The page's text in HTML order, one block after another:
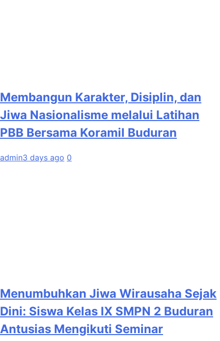
Membangun Karakter, Disiplin, dan
Jiwa Nasionalisme melalui Latihan
PBB Bersama Koramil Buduran
admin3 days ago 0
Menumbuhkan Jiwa Wirausaha Sejak
Dini: Siswa Kelas IX SMPN 2 Buduran
Antusias Mengikuti Seminar